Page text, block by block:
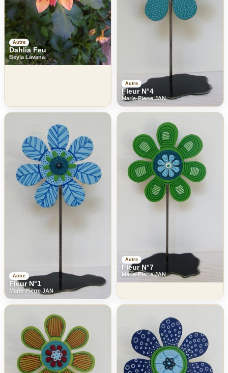
Autre
Dahlia Feu
Beyla Lavana
Autre
Fleur N°4
Marie-Pierre JAN
Autre
Fleur N°1
Marie-Pierre JAN
Autre
Fleur N°7
Marie-Pierre JAN